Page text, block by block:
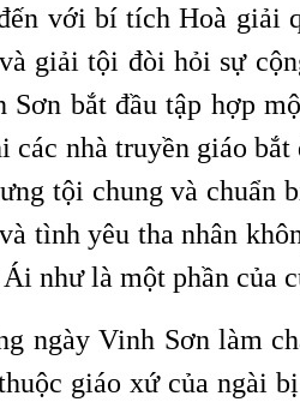
với bí tích Hoà giải
giải tội đòi hỏi sự
bắt đầu tập hợp
nhà truyền giáo
tội chung và
tình yêu tha nhân
như là một phần của
ngày Vinh Sơn làm
giáo xứ của ngài